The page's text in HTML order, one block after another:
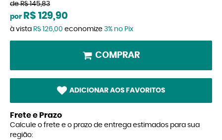
de R$ 145,83
por R$ 129,90
à vista R$ 126,00 economize 3% no Pix
COMPRAR
ADICIONAR AOS FAVORITOS
Frete e Prazo
Calcule o frete e o prazo de entrega estimados para sua
região: